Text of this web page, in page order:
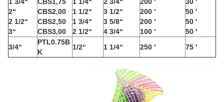
2“
2 1/2“
3“
CBS2,00
CBS2,50
CBS3,00
1 1/2“
1 3/4“
2 1/2“
3 1/2“
3 5/8“
4 3/4“
200 '
200 '
100 '
50 '
50 '
50 '
3/4“
PTL0.75B
K
1/2“ 1 1/4“ 250 ' 75 '